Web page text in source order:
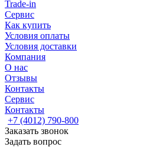
Trade-in
Сервис
Как купить
Условия оплаты
Условия доставки
Компания
О нас
Отзывы
Контакты
Сервис
Контакты
+7 (4012) 790-800
Заказать звонок
Задать вопрос